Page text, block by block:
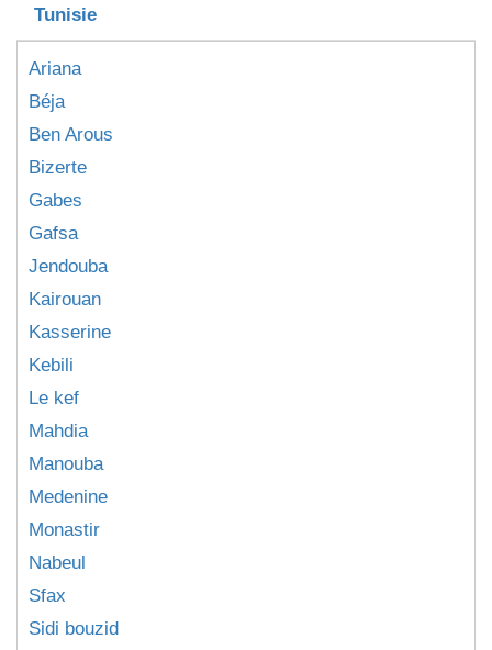
Tunisie
Ariana
Béja
Ben Arous
Bizerte
Gabes
Gafsa
Jendouba
Kairouan
Kasserine
Kebili
Le kef
Mahdia
Manouba
Medenine
Monastir
Nabeul
Sfax
Sidi bouzid